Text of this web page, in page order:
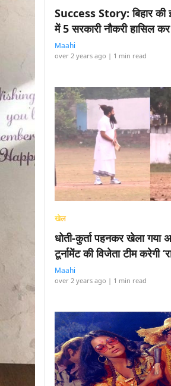
Success Story: बिहार की
में 5 सरकारी नौकरी हासिल
Maahi
over 2 years ago | 1 min read
खेल
धोती-कुर्ता पहनकर खेला गया
टूर्नामेंट की विजेता टीम करेगी
Maahi
over 2 years ago | 1 min read